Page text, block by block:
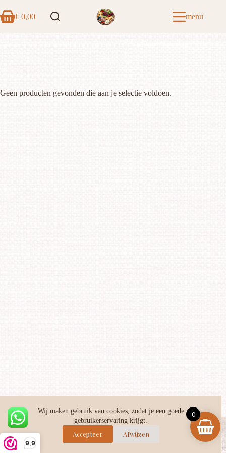
9,9
naar
de
Wij maken gebruik van cookies, zodat je een goede
gebruikerservaring krijgt.
Accepteer Afwijzen
Winkelwagen
€ 0,00 menu
Geen producten gevonden die aan je selectie voldoen.
Facebook Instagram
0